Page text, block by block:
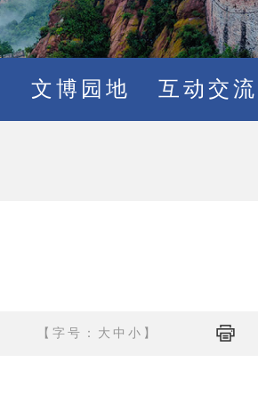
文博园地 互动交流
【字号： 大 中 小 】